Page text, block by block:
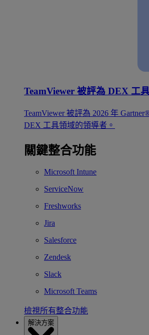
TeamViewer 被評為 DEX 工
TeamViewer 被評為 2026 年
DEX 工具領域的領導者。
關鍵整合功能
Microsoft Intune
ServiceNow
Freshworks
Jira
Salesforce
Zendesk
Slack
Microsoft Teams
檢視所有整合功能
解決方案